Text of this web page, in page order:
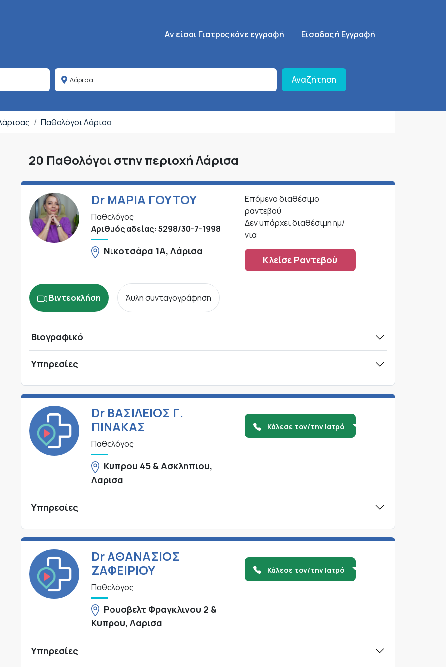
Κεντρική πλοήγηση
Aν είσαι Γιατρός κάνε εγγραφή SignUp Menu
Είσοδος ή Εγγραφή
Αναζήτηση
Παθολόγοι Λάρισα
20 Παθολόγοι στην περιοχή Λάρισα
Dr ΜΑΡΙΑ ΓΟΥΤΟΥ
Παθολόγος
Αριθμός αδείας: 5298/30-7-1998
Νικοτσάρα 1Α, Λάρισα
Επόμενο διαθέσιμο
ραντεβού
Δεν υπάρχει διαθέσιμη ημ/
νια
Κλείσε Ραντεβού
Βιντεοκλήση Άυλη συνταγογράφηση
Βιογραφικό
Υπηρεσίες
Dr ΒΑΣΙΛΕΙΟΣ Γ.
ΠΙΝΑΚΑΣ
Παθολόγος
Κυπρου 45 & Ασκληπιου,
Λαρισα
Κάλεσε τον/την Ιατρό
Υπηρεσίες
Dr ΑΘΑΝΑΣΙΟΣ
ΖΑΦΕΙΡΙΟΥ
Παθολόγος
Ρουσβελτ Φραγκλινου 2 &
Κυπρου, Λαρισα
Κάλεσε τον/την Ιατρό
Υπηρεσίες